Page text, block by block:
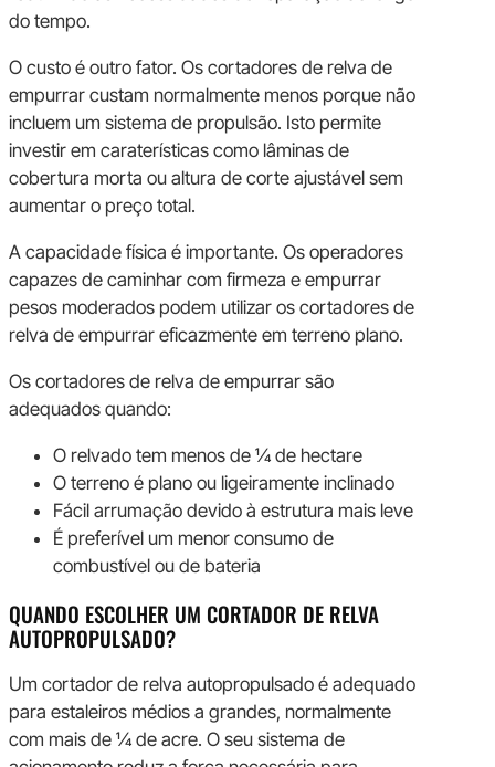
do tempo.
O custo é outro fator. Os cortadores de relva de
empurrar custam normalmente menos porque não
incluem um sistema de propulsão. Isto permite
investir em caraterísticas como lâminas de
cobertura morta ou altura de corte ajustável sem
aumentar o preço total.
A capacidade física é importante. Os operadores
capazes de caminhar com firmeza e empurrar
pesos moderados podem utilizar os cortadores de
relva de empurrar eficazmente em terreno plano.
Os cortadores de relva de empurrar são
adequados quando:
O relvado tem menos de ¼ de hectare
O terreno é plano ou ligeiramente inclinado
Fácil arrumação devido à estrutura mais leve
É preferível um menor consumo de
combustível ou de bateria
QUANDO ESCOLHER UM CORTADOR DE RELVA
AUTOPROPULSADO?
Um cortador de relva autopropulsado é adequado
para estaleiros médios a grandes, normalmente
com mais de ¼ de acre. O seu sistema de